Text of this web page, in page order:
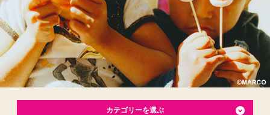
カテゴリーを選ぶ